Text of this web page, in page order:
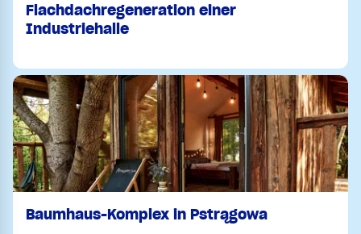
Flachdachregeneration einer
Industriehalle
Baumhaus-Komplex in Pstrągowa